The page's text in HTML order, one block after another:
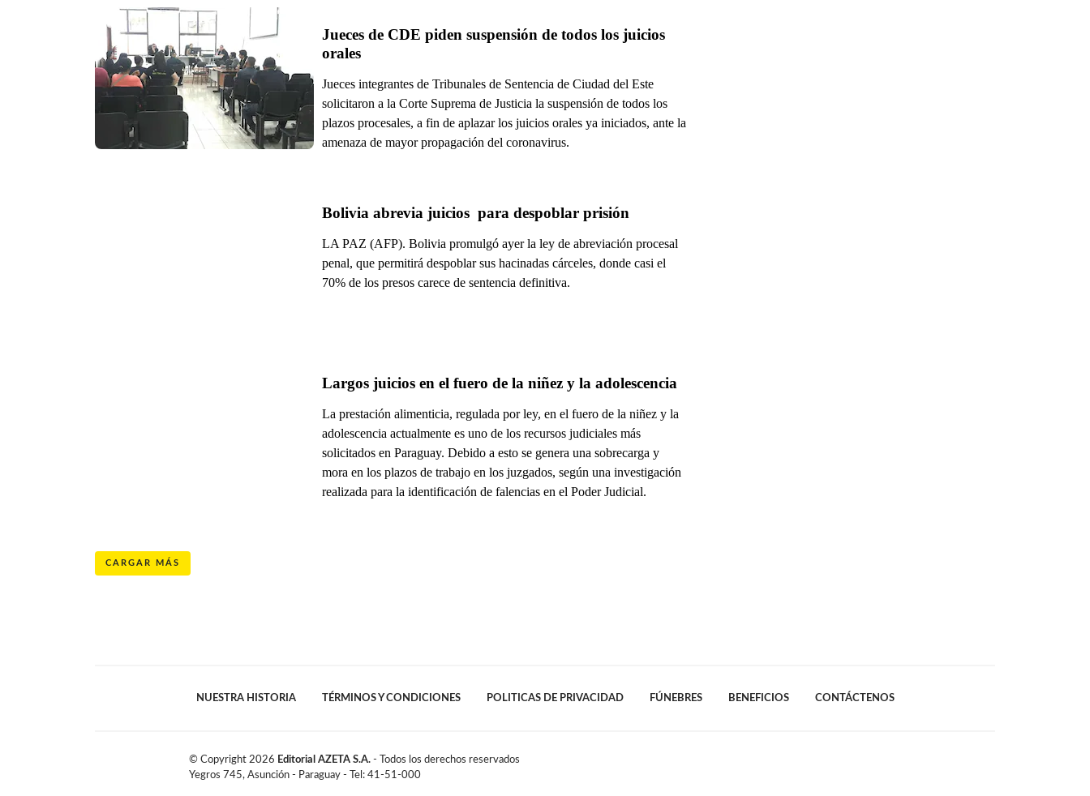
Jueces de CDE piden suspensión de todos los juicios
orales
Jueces integrantes de Tribunales de Sentencia de Ciudad del Este
solicitaron a la Corte Suprema de Justicia la suspensión de todos los
plazos procesales, a fin de aplazar los juicios orales ya iniciados, ante la
amenaza de mayor propagación del coronavirus.
Bolivia abrevia juicios  para despoblar prisión
LA PAZ (AFP). Bolivia promulgó ayer la ley de abreviación procesal
penal, que permitirá despoblar sus hacinadas cárceles, donde casi el
70% de los presos carece de sentencia definitiva.
Largos juicios en el fuero de la niñez y la adolescencia
La prestación alimenticia, regulada por ley, en el fuero de la niñez y la
adolescencia actualmente es uno de los recursos judiciales más
solicitados en Paraguay. Debido a esto se genera una sobrecarga y
mora en los plazos de trabajo en los juzgados, según una investigación
realizada para la identificación de falencias en el Poder Judicial.
CARGAR MÁS
NUESTRA HISTORIA TÉRMINOS Y CONDICIONES POLITICAS DE PRIVACIDAD FÚNEBRES BENEFICIOS CONTÁCTENOS
© Copyright 2026 Editorial AZETA S.A. - Todos los derechos reservados
Yegros 745, Asunción - Paraguay - Tel: 41-51-000